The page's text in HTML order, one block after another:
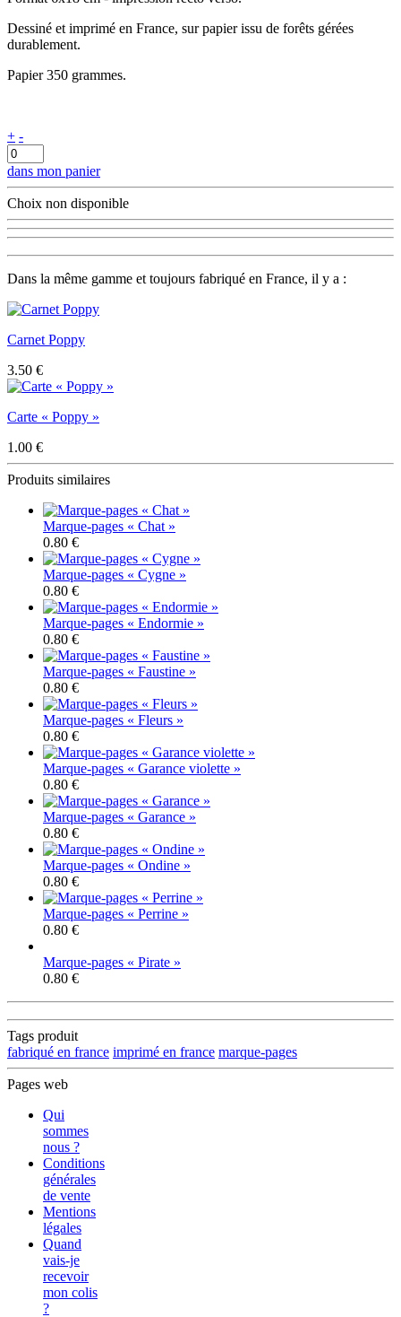
Dessiné et imprimé en France, sur papier issu de forêts gérées
durablement.
Papier 350 grammes.
+ -
dans mon panier
Choix non disponible
Dans la même gamme et toujours fabriqué en France, il y a :
Carnet Poppy
3.50 €
Carte « Poppy »
1.00 €
Produits similaires
Marque-pages « Chat »
0.80 €
Marque-pages « Cygne »
0.80 €
Marque-pages « Endormie »
0.80 €
Marque-pages « Faustine »
0.80 €
Marque-pages « Fleurs »
0.80 €
Marque-pages « Garance violette »
0.80 €
Marque-pages « Garance »
0.80 €
Marque-pages « Ondine »
0.80 €
Marque-pages « Perrine »
0.80 €
Marque-pages « Pirate »
0.80 €
Tags produit
fabriqué en france imprimé en france marque-pages
Pages web
Qui
sommes
nous ?
Conditions
générales
de vente
Mentions
légales
Quand
vais-je
recevoir
mon colis
?